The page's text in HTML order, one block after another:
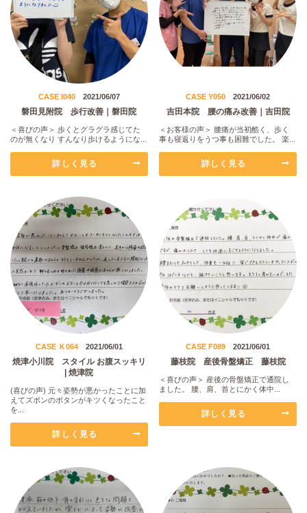
CASE I040 2021/06/07
磐田見附院 歩行改善｜磐田院
＜喜びの声＞ 歩くとグラグラ感じてた
のが無くなり すんなり歩けるようにな...
詳しく見る
CASE Y050 2021/06/02
吉田本院 腰の痛み改善｜吉田院
＜お客様の声＞ 腰痛が当初酷く、歩く
事も寝返りをうつ事も困難でした。 楽...
詳しく見る
CASE Ｋ064 2021/06/01
焼津小川院 スタイル お腹スッキリ
| 焼津院
(喜びの声) 元々姿勢が悪かったことに加
えてズボンのボタンがキツくなったこと
を...
詳しく見る
CASE F089 2021/06/01
藤枝院 産後骨盤矯正 藤枝院
＜喜びの声＞ 産後の骨盤矯正で通院し
ました。 腰、肩、首とにかく体中...
詳しく見る